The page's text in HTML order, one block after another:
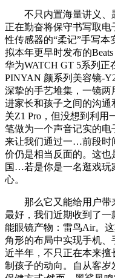
不只内置海量讲义、
正在勤奋将保守书写取
性传感器的“柔记”手写
拟本年更早时发布的
华为WATCH GT 5系列
PINYAN 颜系列美容镜-
深挚的手艺堆集，一镜两
进家长和孩子之间的沟
关Z1 Pro，但没想到利用
笔做为一个声音记实的
来让我们通过一…前段时
价仍是相当反面的。这
国…若是你是一名逛戏玩
心。
那么它又能给用户带
最好，我们近期收到了
能眼镜产物：雷鸟Air。
角形的布局中实现手机
近半年，不只正在本来
制孩子的动向。自从客